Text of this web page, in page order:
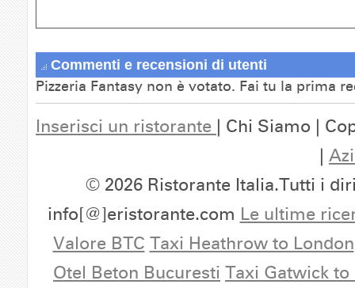
Commenti e recensioni di utenti
Pizzeria Fantasy non è votato. Fai tu la prima
Inserisci un ristorante | Chi Siamo |
|
© 2026 Ristorante Italia.Tutti i
info[@]eristorante.com Le ultime
Valore BTC Taxi Heathrow to London
Otel Beton Bucuresti Taxi Gatwick to